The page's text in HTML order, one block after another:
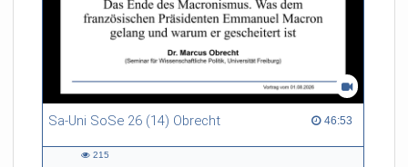
Sa-Uni SoSe 26 (14) Obrecht 46:53
46:53 duration
215